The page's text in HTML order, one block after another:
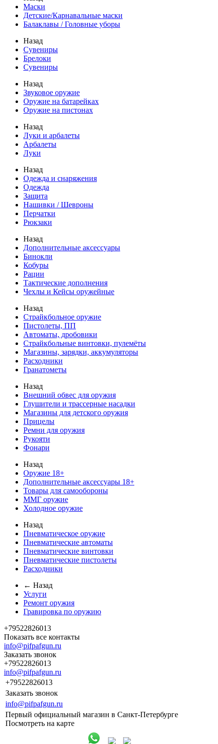
Маски
Детские/Карнавальные маски
Балаклавы / Головные уборы
Назад
Сувениры
Брелоки
Сувениры
Назад
Звуковое оружие
Оружие на батарейках
Оружие на пистонах
Назад
Луки и арбалеты
Арбалеты
Луки
Назад
Одежда и снаряжения
Одежда
Защита
Нашивки / Шевроны
Перчатки
Рюкзаки
Назад
Дополнительные аксессуары
Бинокли
Кобуры
Рации
Тактические дополнения
Чехлы и Кейсы оружейные
Назад
Страйкбольное оружие
Пистолеты, ПП
Автоматы, дробовики
Страйкбольные винтовки, пулемёты
Магазины, зарядки, аккумуляторы
Расходники
Гранатометы
Назад
Внешний обвес для оружия
Глушители и трассерные насадки
Магазины для детского оружия
Прицелы
Ремни для оружия
Рукояти
Фонари
Назад
Оружие 18+
Дополнительные аксессуары 18+
Товары для самообороны
ММГ оружие
Холодное оружие
Назад
Пневматическое оружие
Пневматические автоматы
Пневматические винтовки
Пневматические пистолеты
Расходники
← Назад
Услуги
Ремонт оружия
Гравировка по оружию
+79522826013
Показать все контакты
info@pifpafgun.ru
Заказать звонок
+79522826013
info@pifpafgun.ru
+79522826013
Заказать звонок
info@pifpafgun.ru
Первый официальный магазин в Санкт-Петербурге
Посмотреть на карте